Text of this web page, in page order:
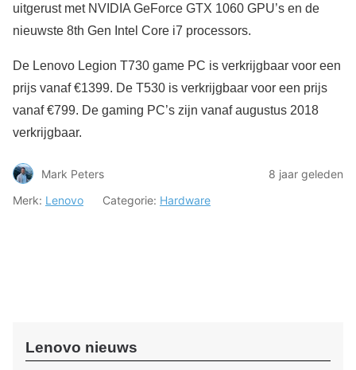
uitgerust met NVIDIA GeForce GTX 1060 GPU’s en de
nieuwste 8th Gen Intel Core i7 processors.
De Lenovo Legion T730 game PC is verkrijgbaar voor een
prijs vanaf €1399. De T530 is verkrijgbaar voor een prijs
vanaf €799. De gaming PC’s zijn vanaf augustus 2018
verkrijgbaar.
Mark Peters
8 jaar geleden
Merk: Lenovo Categorie: Hardware
Lenovo nieuws